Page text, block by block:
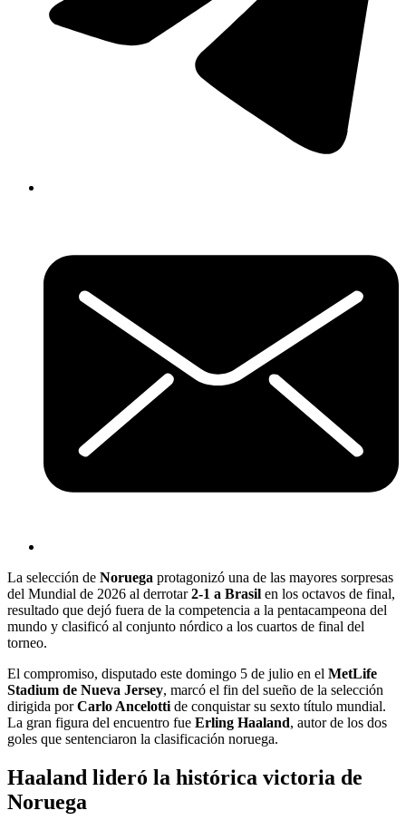
La selección de Noruega protagonizó una de las mayores sorpresas
del Mundial de 2026 al derrotar2-1 a Brasil en los octavos de final,
resultado que dejó fuera de la competencia a la pentacampeona del
mundo y clasificó al conjunto nórdico a los cuartos de final del
torneo.
El compromiso, disputado este domingo 5 de julio en el MetLife
Stadium de Nueva Jersey, marcó el fin del sueño de la selección
dirigida porCarlo Ancelotti de conquistar su sexto título mundial.
La gran figura del encuentro fue Erling Haaland, autor de los dos
goles que sentenciaron la clasificación noruega.
Haaland lideró la histórica victoria de
Noruega